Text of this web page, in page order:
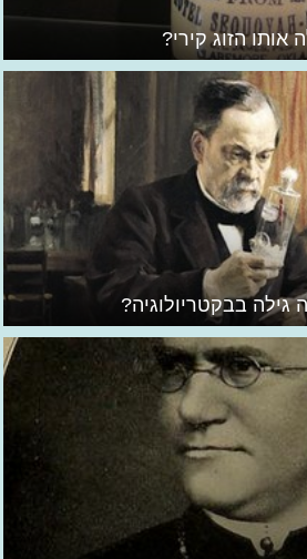
אותו הזוג קירי?
גילה בבקטריולוגיה?